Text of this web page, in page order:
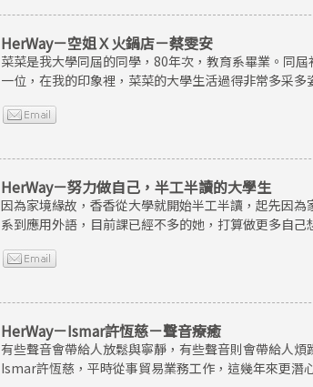
HerWay－空姐Ｘ火鍋店－蔡雯安
菜菜是我大學同屆的同學，80年次，教育系畢業。同
一位，在我的印象裡，菜菜的大學生活過得非常多采多
HerWay－努力做自己，半工半讀的大學生
因為家境緣故，香香從大學就開始半工半讀，起先因
系到應用外語，目前課已經不多的她，打算做更多自己
HerWay－Ismar許恆慈－聲音療癒
有些聲音會帶給人放鬆與寧靜，有些聲音則會帶給人
Ismar許恆慈，平時從事貿易業務工作，這幾年來更潛